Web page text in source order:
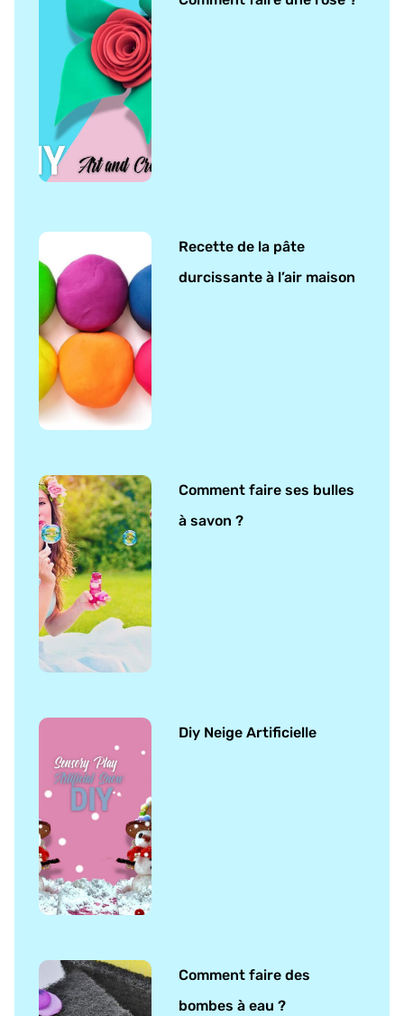
Recette de la pâte
durcissante à l’air maison
Comment faire ses bulles
à savon ?
Diy Neige Artificielle
Comment faire des
bombes à eau ?